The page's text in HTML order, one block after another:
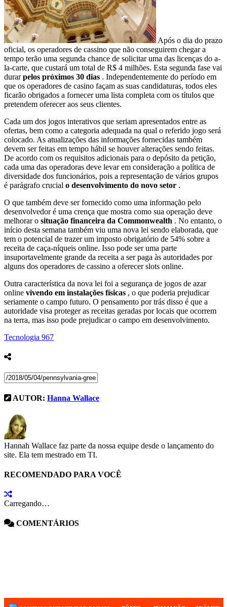
Após o dia do prazo
oficial, os operadores de cassino que não conseguirem chegar a
tempo terão uma segunda chance de solicitar uma das licenças do a-
la-carte, que custará um total de R$ 4 milhões. Esta segunda fase vai
durarpelos próximos 30 dias . Independentemente do período em
que os operadores de casino façam as suas candidaturas, todos eles
ficarão obrigados a fornecer uma lista completa com os títulos que
pretendem oferecer aos seus clientes.
Cada um dos jogos interativos que seriam apresentados entre as
ofertas, bem como a categoria adequada na qual o referido jogo será
colocado. As atualizações das informações fornecidas também
devem ser feitas em tempo hábil se houver alterações sendo feitas.
De acordo com os requisitos adicionais para o depósito da petição,
cada uma das operadoras deve levar em consideração a política de
diversidade dos funcionários, pois a representação de vários grupos
é parágrafo crucial o desenvolvimento do novo setor .
O que também deve ser fornecido como uma informação pelo
desenvolvedor é uma crença que mostra como sua operação deve
melhorar o situação financeira da Commonwealth . No entanto, o
início desta semana também viu uma nova lei sendo elaborada, que
tem o potencial de trazer um imposto obrigatório de 54% sobre a
receita de caça-níqueis online. Isso pode ser uma parte
insuportavelmente grande da receita a ser paga às autoridades por
alguns dos operadores de cassino a oferecer slots online.
Outra característica da nova lei foi a segurança de jogos de azar
online vivendo em instalações físicas , o que poderia prejudicar
seriamente o campo futuro. O pensamento por trás disso é que a
autoridade visa proteger as receitas geradas por locais que ocorrem
na terra, mas isso pode prejudicar o campo em desenvolvimento.
Tecnologia 967
AUTOR: Hanna Wallace
Hannah Wallace faz parte da nossa equipe desde o lançamento do
site. Ela tem mestrado em TI.
RECOMENDADO PARA VOCÊ
Carregando…
COMENTÁRIOS